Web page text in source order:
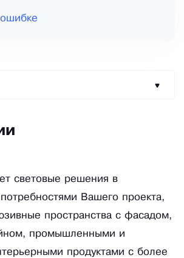
световые решения в
Вашего проекта,
пространства с фасадом,
промышленными и
продуктами с более